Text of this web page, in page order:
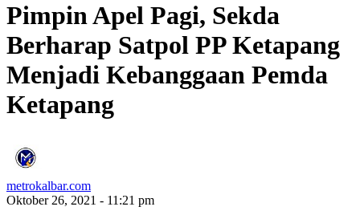
Pimpin Apel Pagi, Sekda
Berharap Satpol PP Ketapang
Menjadi Kebanggaan Pemda
Ketapang
metrokalbar.com
Oktober 26, 2021 - 11:21 pm